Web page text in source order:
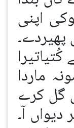
اپنی
پھیردے۔
کُتیاتیرا
ماردا
گل کرے
آ۔